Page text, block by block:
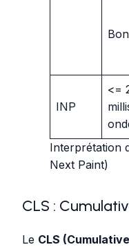
Bon
INP
<=
Interprétation
Next Paint)
CLS :
Le CLS